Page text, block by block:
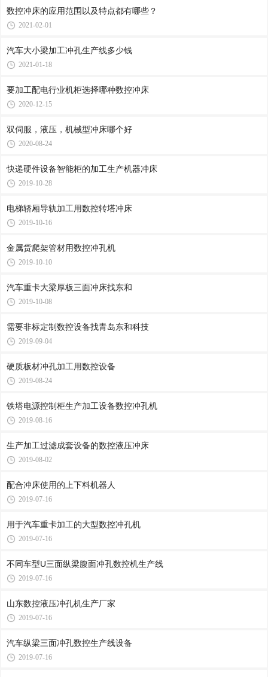
数控冲床​的应用范围以及特点都有哪些？
2021-02-01
汽车大小梁加工冲孔生产线多少钱
2021-01-18
要加工配电行业机柜选择哪种数控冲床
2020-12-15
双伺服，液压，机械型冲床哪个好
2020-08-24
快递硬件设备智能柜的加工生产机器冲床
2019-10-28
电梯轿厢导轨加工用数控转塔冲床
2019-10-16
金属货爬架管材用数控冲孔机
2019-10-10
汽车重卡大梁厚板三面冲床找东和
2019-10-08
需要非标定制数控设备找青岛东和科技
2019-09-04
硬质板材冲孔加工用数控设备
2019-08-24
铁塔电源控制柜生产加工设备数控冲孔机
2019-08-16
生产加工过滤成套设备的数控液压冲床
2019-08-02
配合冲床使用的上下料机器人
2019-07-16
用于汽车重卡加工的大型数控冲孔机
2019-07-16
不同车型U三面纵梁腹面冲孔数控机生产线
2019-07-16
山东数控液压冲孔机生产厂家
2019-07-16
汽车纵梁三面冲孔数控生产线设备
2019-07-16